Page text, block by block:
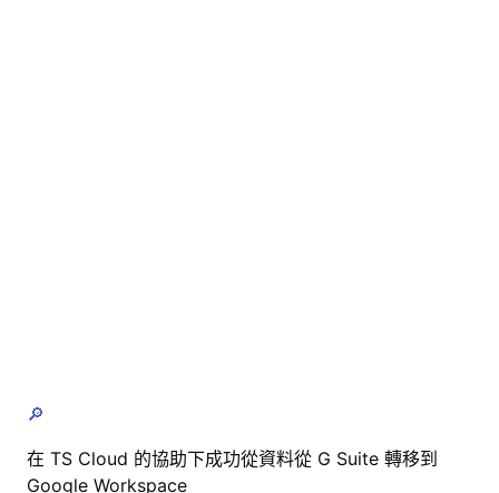
🔎
在 TS Cloud 的協助下成功從資料從 G Suite 轉移到
Google Workspace